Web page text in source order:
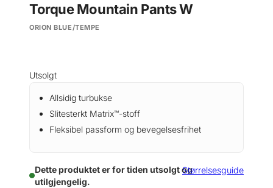
Torque Mountain Pants W
ORION BLUE/TEMPE
Utsolgt
Allsidig turbukse
Slitesterkt Matrix™-stoff
Fleksibel passform og bevegelsesfrihet
Størrelsesguide
Dette produktet er for tiden utsolgt og
utilgjengelig.